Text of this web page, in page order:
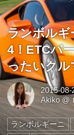
ランボルギ
4！ETCバ
ったいクル
2015-08-
Akiko@
ランボルギーニ